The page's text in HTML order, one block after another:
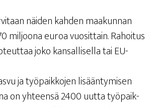
näi­den kah­den maa­kun­nan
mil­joo­na euroa vuo­sit­tain. Rahoi­tus
joko kan­sal­li­sel­la tai EU-
ja työ­paik­ko­jen lisään­ty­mi­sen
on yhteen­sä 2400 uut­ta työ­paik­